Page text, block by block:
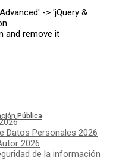
Pública
-> 'jQuery &
and remove it
Datos Personales 2026
2026
de la información